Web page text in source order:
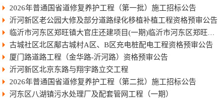
2026年普通国省道修复养护工程（第一批）施工招标公告
沂河新区老公园大修及部分道路绿化移植补植工程资格预审公告
临沂市河东区郑旺镇大官庄还建项目(一期)临沂市河东区郑旺镇大官庄还建项目（一期）
古城社区北区鄅古城村A区、B区充电桩配电工程资格预审公告
厦门路道路工程（金华路-沂河路）资格预审公告
沂河新区北京东路与翔宇路立交工程
2026年普通国省道修复养护工程（第二批）施工招标公告
河东区八湖镇污水处理厂及配套管网工程（一期）